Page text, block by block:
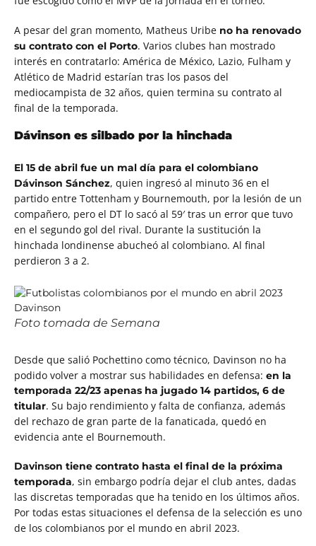
A pesar del gran momento, Matheus Uribe no ha renovado
su contrato con el Porto. Varios clubes han mostrado
interés en contratarlo: América de México, Lazio, Fulham y
Atlético de Madrid estarían tras los pasos del
mediocampista de 32 años, quien termina su contrato al
final de la temporada.
Dávinson es silbado por la hinchada
El 15 de abril fue un mal día para el colombiano
Dávinson Sánchez, quien ingresó al minuto 36 en el
partido entre Tottenham y Bournemouth, por la lesión de un
compañero, pero el DT lo sacó al 59′ tras un error que tuvo
en el segundo gol del rival. Durante la sustitución la
hinchada londinense abucheó al colombiano. Al final
perdieron 3 a 2.
Foto tomada de Semana
Desde que salió Pochettino como técnico, Davinson no ha
podido volver a mostrar sus habilidades en defensa: en la
temporada 22/23 apenas ha jugado 14 partidos, 6 de
titular. Su bajo rendimiento y falta de confianza, además
del rechazo de gran parte de la fanaticada, quedó en
evidencia ante el Bournemouth.
Davinson tiene contrato hasta el final de la próxima
temporada, sin embargo podría dejar el club antes, dadas
las discretas temporadas que ha tenido en los últimos años.
Por todas estas situaciones el defensa de la selección es uno
de los colombianos por el mundo en abril 2023.